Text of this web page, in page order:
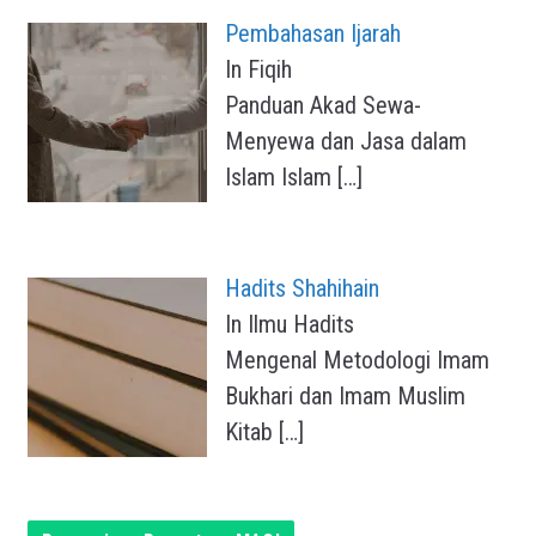
Pembahasan Ijarah
In Fiqih
Panduan Akad Sewa-
Menyewa dan Jasa dalam
Islam Islam […]
Hadits Shahihain
In Ilmu Hadits
Mengenal Metodologi Imam
Bukhari dan Imam Muslim
Kitab […]